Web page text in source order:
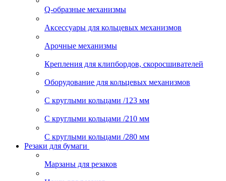
Q-образные механизмы
Аксессуары для кольцевых механизмов
Арочные механизмы
Крепления для клипбордов, скоросшивателей
Оборудование для кольцевых механизмов
С круглыми кольцами /123 мм
С круглыми кольцами /210 мм
С круглыми кольцами /280 мм
Резаки для бумаги
Марзаны для резаков